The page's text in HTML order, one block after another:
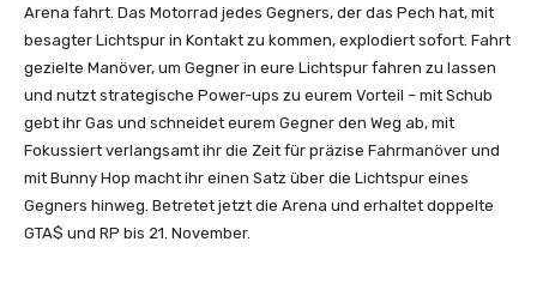
Arena fahrt. Das Motorrad jedes Gegners, der das Pech hat, mit
besagter Lichtspur in Kontakt zu kommen, explodiert sofort. Fahrt
gezielte Manöver, um Gegner in eure Lichtspur fahren zu lassen
und nutzt strategische Power-ups zu eurem Vorteil – mit Schub
gebt ihr Gas und schneidet eurem Gegner den Weg ab, mit
Fokussiert verlangsamt ihr die Zeit für präzise Fahrmanöver und
mit Bunny Hop macht ihr einen Satz über die Lichtspur eines
Gegners hinweg. Betretet jetzt die Arena und erhaltet doppelte
GTA$ und RP bis 21. November.